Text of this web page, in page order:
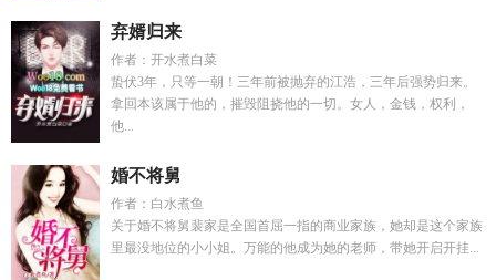
弃婿归来
作者：开水煮白菜
蛰伏3年，只等一朝！三年前被抛弃的江浩，三年后强势归来。
拿回本该属于他的，摧毁阻挠他的一切。女人，金钱，权利，
他...
婚不将舅
作者：白水煮鱼
关于婚不将舅裴家是全国首屈一指的商业家族，她却是这个家族
里最没地位的小小姐。万能的他成为她的老师，带她开启开挂...